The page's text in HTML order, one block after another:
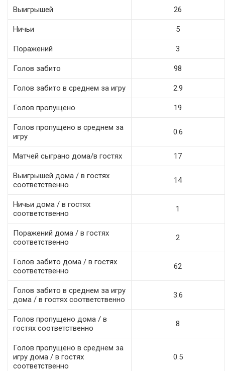
Выигрышей 26
Ничьи 5
Поражений 3
Голов забито 98
Голов забито в среднем за игру 2.9
Голов пропущено 19
Голов пропущено в среднем за
игру
0.6
Матчей сыграно дома/в гостях 17
Выигрышей дома / в гостях
соответственно
14
Ничьи дома / в гостях
соответственно
1
Поражений дома / в гостях
соответственно
2
Голов забито дома / в гостях
соответственно
62
Голов забито в среднем за игру
дома / в гостях соответственно
3.6
Голов пропущено дома / в
гостях соответственно
8
Голов пропущено в среднем за
игру дома / в гостях
соответственно
0.5